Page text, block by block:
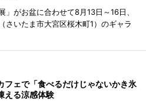
がお盆に合わせて8月13日～16日、
さいたま市大宮区桜木町1）のギャラ
フェで「食べるだけじゃないかき氷
る涼感体験